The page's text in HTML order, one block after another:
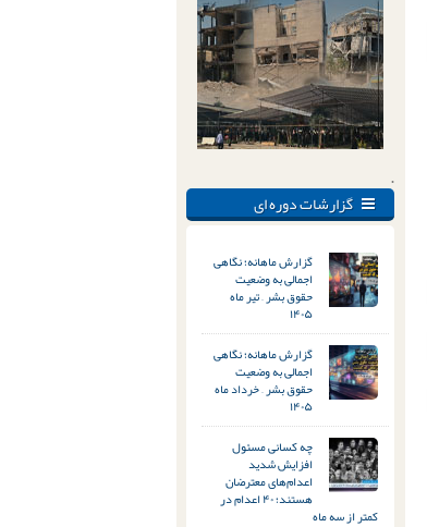
.
گزارشات دوره ای
گزارش ماهانه؛ نگاهی
اجمالی به وضعیت
حقوق بشر – تیر ماه
۱۴۰۵
گزارش ماهانه؛ نگاهی
اجمالی به وضعیت
حقوق بشر – خرداد ماه
۱۴۰۵
چه کسانی مسئول
افزایش شدید
اعدام‌های معترضان
هستند؛ ۴۰ اعدام در
کمتر از سه ماه